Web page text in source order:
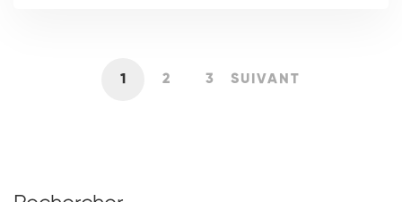
1 2 3 SUIVANT